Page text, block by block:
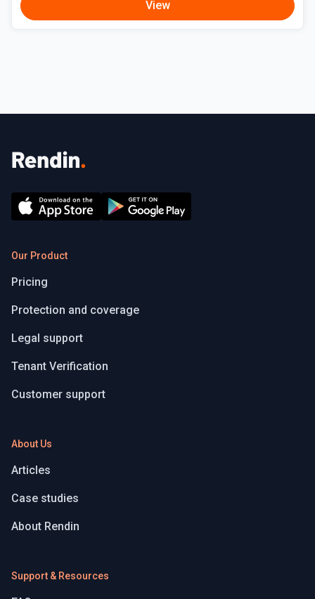
View
Our Product
Pricing
Protection and coverage
Legal support
Tenant Verification
Customer support
About Us
Articles
Case studies
About Rendin
Support & Resources